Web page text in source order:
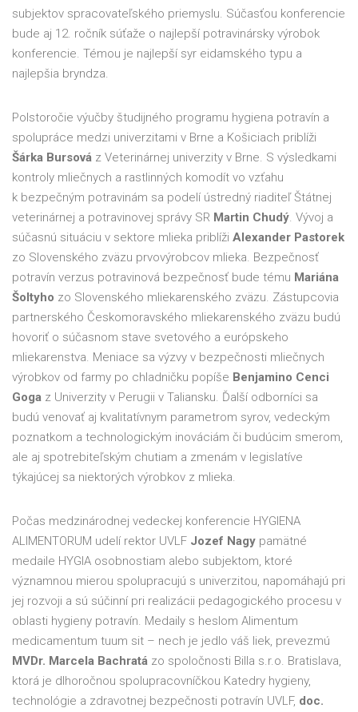
subjektov spracovateľského priemyslu. Súčasťou konferencie
bude aj 12. ročník súťaže o najlepší potravinársky výrobok
konferencie. Témou je najlepší syr eidamského typu a
najlepšia bryndza.
Polstoročie výučby študijného programu hygiena potravín a
spolupráce medzi univerzitami v Brne a Košiciach priblíži
Šárka Bursová z Veterinárnej univerzity v Brne. S výsledkami
kontroly mliečnych a rastlinných komodít vo vzťahu
k bezpečným potravinám sa podelí ústredný riaditeľ Štátnej
veterinárnej a potravinovej správy SR Martin Chudý . Vývoj a
súčasnú situáciu v sektore mlieka priblíži Alexander Pastorek
zo Slovenského zväzu prvovýrobcov mlieka. Bezpečnosť
potravín verzus potravinová bezpečnosť bude tému Mariána
Šoltyho zo Slovenského mliekarenského zväzu. Zástupcovia
partnerského Českomoravského mliekarenského zväzu budú
hovoriť o súčasnom stave svetového a európskeho
mliekarenstva. Meniace sa výzvy v bezpečnosti mliečnych
výrobkov od farmy po chladničku popíše Benjamino Cenci
Goga z Univerzity v Perugii v Taliansku. Ďalší odborníci sa
budú venovať aj kvalitatívnym parametrom syrov, vedeckým
poznatkom a technologickým inováciám či budúcim smerom,
ale aj spotrebiteľským chutiam a zmenám v legislatíve
týkajúcej sa niektorých výrobkov z mlieka.
Počas medzinárodnej vedeckej konferencie HYGIENA
ALIMENTORUM udelí rektor UVLF Jozef Nagy pamätné
medaile HYGIA osobnostiam alebo subjektom, ktoré
významnou mierou spolupracujú s univerzitou, napomáhajú pri
jej rozvoji a sú súčinní pri realizácii pedagogického procesu v
oblasti hygieny potravín. Medaily s heslom Alimentum
medicamentum tuum sit – nech je jedlo váš liek, prevezmú
MVDr. Marcela Bachratá zo spoločnosti Billa s.r.o. Bratislava,
ktorá je dlhoročnou spolupracovníčkou Katedry hygieny,
technológie a zdravotnej bezpečnosti potravín UVLF, doc.